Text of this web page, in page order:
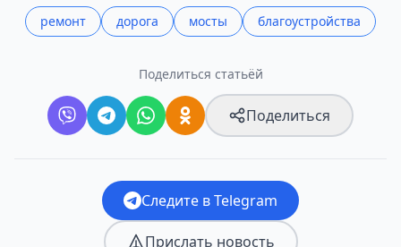
ремонт дорога мосты благоустройства
Поделиться статьёй
Поделиться
Следите в Telegram
Прислать новость